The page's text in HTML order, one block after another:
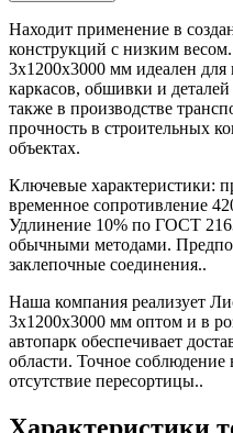
Находит применение в
конструкций с низким
3х1200х3000 мм идеален для
каркасов, обшивки и деталей
также в производстве
прочность в строительных
объектах.
Ключевые характеристики:
временное сопротивление
Удлинение 10% по ГОСТ
обычными методами.
заклепочные соединения..
Наша компания реализует
3х1200х3000 мм оптом и в
автопарк обеспечивает
области. Точное соблюдение
отсутствие пересортицы..
Характеристики